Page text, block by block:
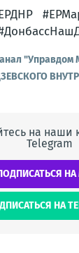
"Управдом
на наши
Telegram
НА
НА